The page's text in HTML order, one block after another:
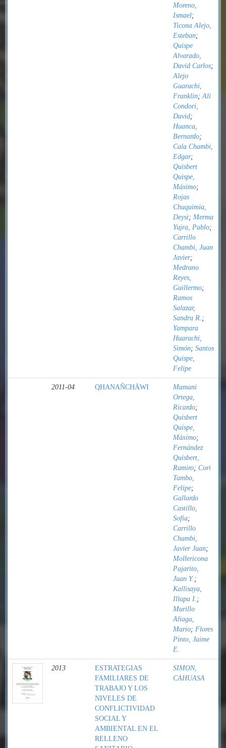
Moreno,
Ismael;
Ticona Alejo,
Esteban;
Quispe
Alvarado,
David Carlos;
Alejo
Guarachi,
Franklin;Ali
Condori,
David;
Huanca,
Bernardo;
Cala Chambi,
Edgar;
Quisbert
Quispe,
Máximo;
Rojas
Chuquimia,
Deysi; Merma
Yujra, Pablo;
Carrillo
Chambi, Juan
Javier;
Medrano
Reyes,
Guillermo;
Ramos
Salazar,
Sandra R. ;
Yampara
Huarachi,
Simón; Santos
Quispe,
Felipe
2011-04 QHANAÑCHÄWI
Mamani
Ortega,
Ricardo;
Quisbert
Quispe,
Máximo;
Fernández
Quisbert,
Ramiro; Cori
Tambo,
Felipe;
Gallardo
Castillo,
Sofia;
Carrillo
Chambi,
Javier Juan;
Mollericona
Pajarito,
Juan Y. ;
Kallisaya,
Illapa I. ;
Murillo
Aliaga,
Mario; Flores
Pinto, Jaime
E.
2013
ESTRATEGIAS
FAMILIARES DE
TRABAJO Y LOS
NIVELES DE
CONFLICTIVIDAD
SOCIAL Y
AMBIENTAL EN EL
RELLENO
SIMON,
CAHUASA